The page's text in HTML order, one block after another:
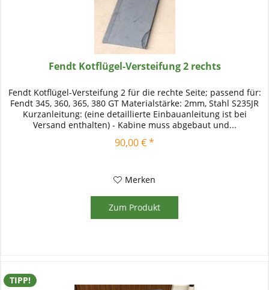
Fendt Kotflügel-Versteifung 2 rechts
Fendt Kotflügel-Versteifung 2 für die rechte Seite; passend für:
Fendt 345, 360, 365, 380 GT Materialstärke: 2mm, Stahl S235JR
Kurzanleitung: (eine detaillierte Einbauanleitung ist bei
Versand enthalten) - Kabine muss abgebaut und...
90,00 € *
Merken
Zum Produkt
TIPP!